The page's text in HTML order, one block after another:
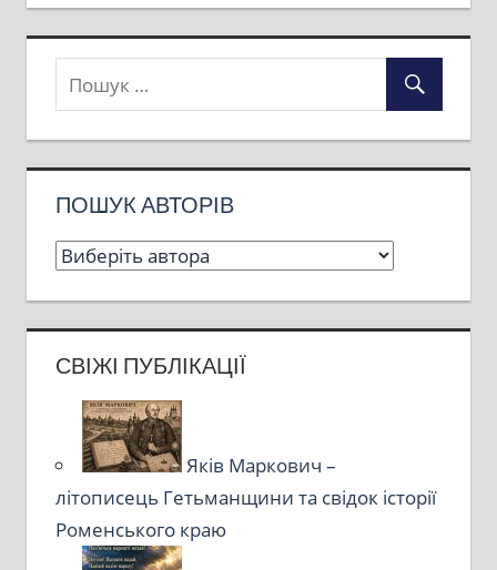
ПОШУК АВТОРІВ
СВІЖІ ПУБЛІКАЦІЇ
Яків Маркович –
літописець Гетьманщини та свідок історії
Роменського краю